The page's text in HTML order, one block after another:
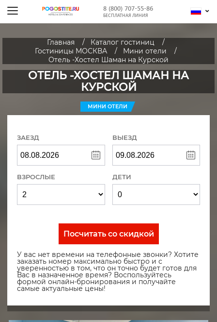
8 (800) 707-55-86
БЕСПЛАТНАЯ ЛИНИЯ
Главная
Каталог гостиниц
Гостиницы МОСКВА
Мини отели
Отель -Хостел Шаман на Курской
ОТЕЛЬ -ХОСТЕЛ ШАМАН НА
КУРСКОЙ
МИНИ ОТЕЛИ
ЗАЕЗД ВЫЕЗД
ВЗРОСЛЫЕ ДЕТИ
Посчитать со скидкой
У вас нет времени на телефонные звонки? Хотите
заказать номер максимально быстро и с
уверенностью в том, что он точно будет готов для
Вас в назначенное время? Воспользуйтесь
формой онлайн-бронирования и получайте
самые актуальные цены!